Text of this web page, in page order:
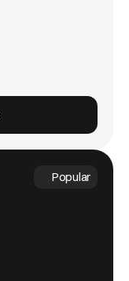
Popular